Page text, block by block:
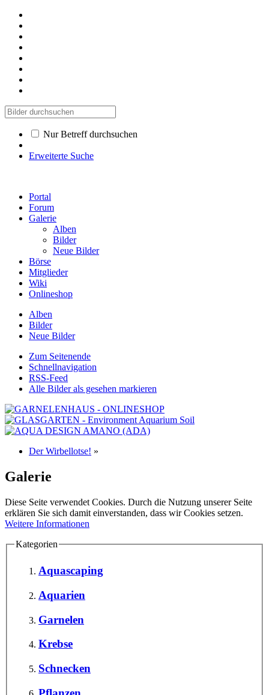
Nur Betreff durchsuchen
Erweiterte Suche
Portal
Forum
Galerie
Alben
Bilder
Neue Bilder
Börse
Mitglieder
Wiki
Onlineshop
Alben
Bilder
Neue Bilder
Zum Seitenende
Schnellnavigation
RSS-Feed
Alle Bilder als gesehen markieren
Der Wirbellotse! »
Galerie
Diese Seite verwendet Cookies. Durch die Nutzung unserer Seite
erklären Sie sich damit einverstanden, dass wir Cookies setzen.
Weitere Informationen
Kategorien
Aquascaping
Aquarien
Garnelen
Krebse
Schnecken